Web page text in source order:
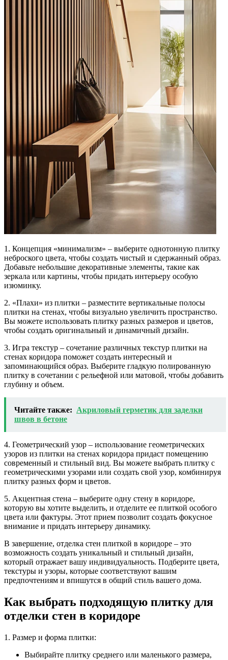
1. Концепция «минимализм» – выберите однотонную плитку
неброского цвета, чтобы создать чистый и сдержанный образ.
Добавьте небольшие декоративные элементы, такие как
зеркала или картины, чтобы придать интерьеру особую
изюминку.
2. «Плахи» из плитки – разместите вертикальные полосы
плитки на стенах, чтобы визуально увеличить пространство.
Вы можете использовать плитку разных размеров и цветов,
чтобы создать оригинальный и динамичный дизайн.
3. Игра текстур – сочетание различных текстур плитки на
стенах коридора поможет создать интересный и
запоминающийся образ. Выберите гладкую полированную
плитку в сочетании с рельефной или матовой, чтобы добавить
глубину и объем.
Читайте также: Акриловый герметик для заделки
швов в бетоне
4. Геометрический узор – использование геометрических
узоров из плитки на стенах коридора придаст помещению
современный и стильный вид. Вы можете выбрать плитку с
геометрическими узорами или создать свой узор, комбинируя
плитку разных форм и цветов.
5. Акцентная стена – выберите одну стену в коридоре,
которую вы хотите выделить, и отделите ее плиткой особого
цвета или фактуры. Этот прием позволит создать фокусное
внимание и придать интерьеру динамику.
В завершение, отделка стен плиткой в коридоре – это
возможность создать уникальный и стильный дизайн,
который отражает вашу индивидуальность. Подберите цвета,
текстуры и узоры, которые соответствуют вашим
предпочтениям и впишутся в общий стиль вашего дома.
Как выбрать подходящую плитку для
отделки стен в коридоре
1. Размер и форма плитки:
Выбирайте плитку среднего или маленького размера,